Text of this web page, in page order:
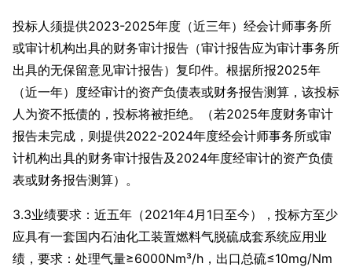
投标人须提供2023-2025年度（近三年）经会计师事务所
或审计机构出具的财务审计报告（审计报告应为审计事务所
出具的无保留意见审计报告）复印件。根据所报2025年
（近一年）度经审计的资产负债表或财务报告测算，该投标
人为资不抵债的，投标将被拒绝。（若2025年度财务审计
报告未完成，则提供2022-2024年度经会计师事务所或审
计机构出具的财务审计报告及2024年度经审计的资产负债
表或财务报告测算）。
3.3业绩要求：近五年（2021年4月1日至今），投标方至少
应具有一套国内石油化工装置燃料气脱硫成套系统应用业
绩，要求：处理气量≥6000Nm³/h，出口总硫≤10mg/Nm